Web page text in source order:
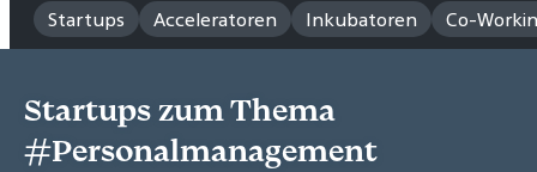
Startups Acceleratoren Inkubatoren Co-
Startups zum Thema
#Personalmanagement